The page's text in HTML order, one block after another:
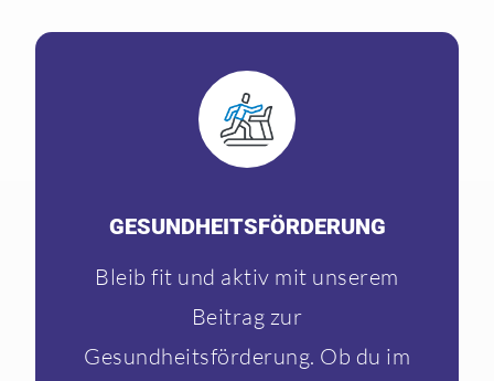
GESUNDHEITS­FÖRDERUNG
Bleib fit und aktiv mit unserem
Beitrag zur
Gesundheitsförderung. Ob du im